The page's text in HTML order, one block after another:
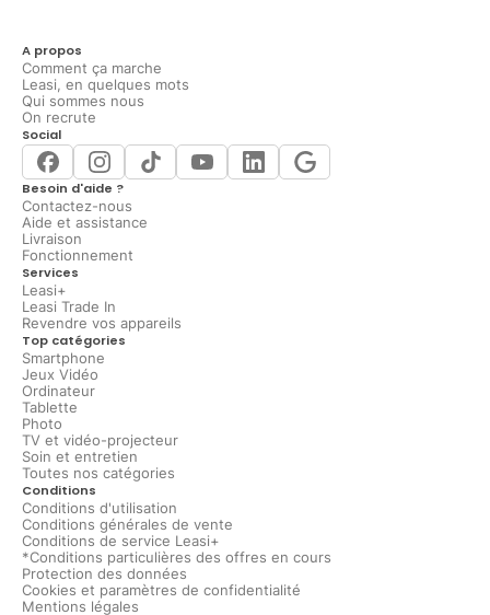
A propos
Comment ça marche
Leasi, en quelques mots
Qui sommes nous
On recrute
Social
Besoin d'aide ?
Contactez-nous
Aide et assistance
Livraison
Fonctionnement
Services
Leasi+
Leasi Trade In
Revendre vos appareils
Top catégories
Smartphone
Jeux Vidéo
Ordinateur
Tablette
Photo
TV et vidéo-projecteur
Soin et entretien
Toutes nos catégories
Conditions
Conditions d'utilisation
Conditions générales de vente
Conditions de service Leasi+
*Conditions particulières des offres en cours
Protection des données
Cookies et paramètres de confidentialité
Mentions légales